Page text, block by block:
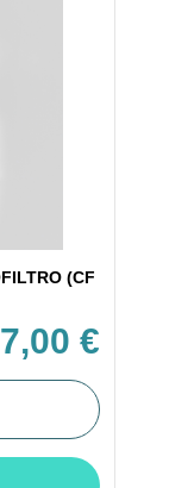
(CF
7,00 €